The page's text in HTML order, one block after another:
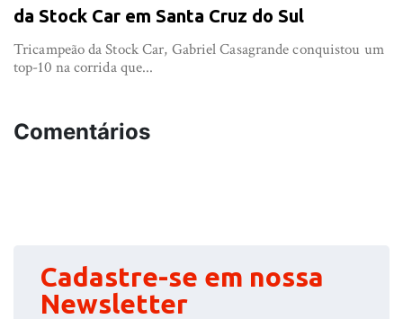
da Stock Car em Santa Cruz do Sul
Tricampeão da Stock Car, Gabriel Casagrande conquistou um
top-10 na corrida que...
Comentários
Cadastre-se em nossa
Newsletter